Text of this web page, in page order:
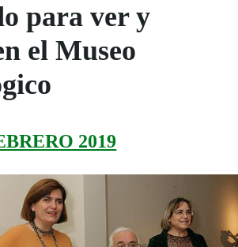
para ver y
el Museo
2019